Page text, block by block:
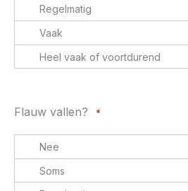
Flauw vallen? *